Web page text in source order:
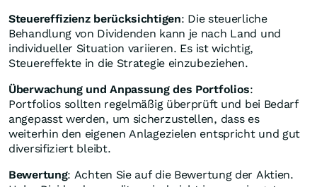
Steuereffizienz berücksichtigen: Die steuerliche
Behandlung von Dividenden kann je nach Land und
individueller Situation variieren. Es ist wichtig,
Steuereffekte in die Strategie einzubeziehen.
Überwachung und Anpassung des Portfolios:
Portfolios sollten regelmäßig überprüft und bei Bedarf
angepasst werden, um sicherzustellen, dass es
weiterhin den eigenen Anlagezielen entspricht und gut
diversifiziert bleibt.
Bewertung: Achten Sie auf die Bewertung der Aktien.